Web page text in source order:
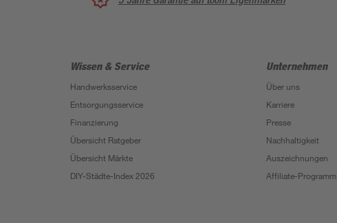
Wissen & Service
Handwerksservice
Entsorgungsservice
Finanzierung
Übersicht Ratgeber
Übersicht Märkte
DIY-Städte-Index 2026
Unternehmen
Über uns
Karriere
Presse
Nachhaltigkeit
Auszeichnungen
Affiliate-Programm